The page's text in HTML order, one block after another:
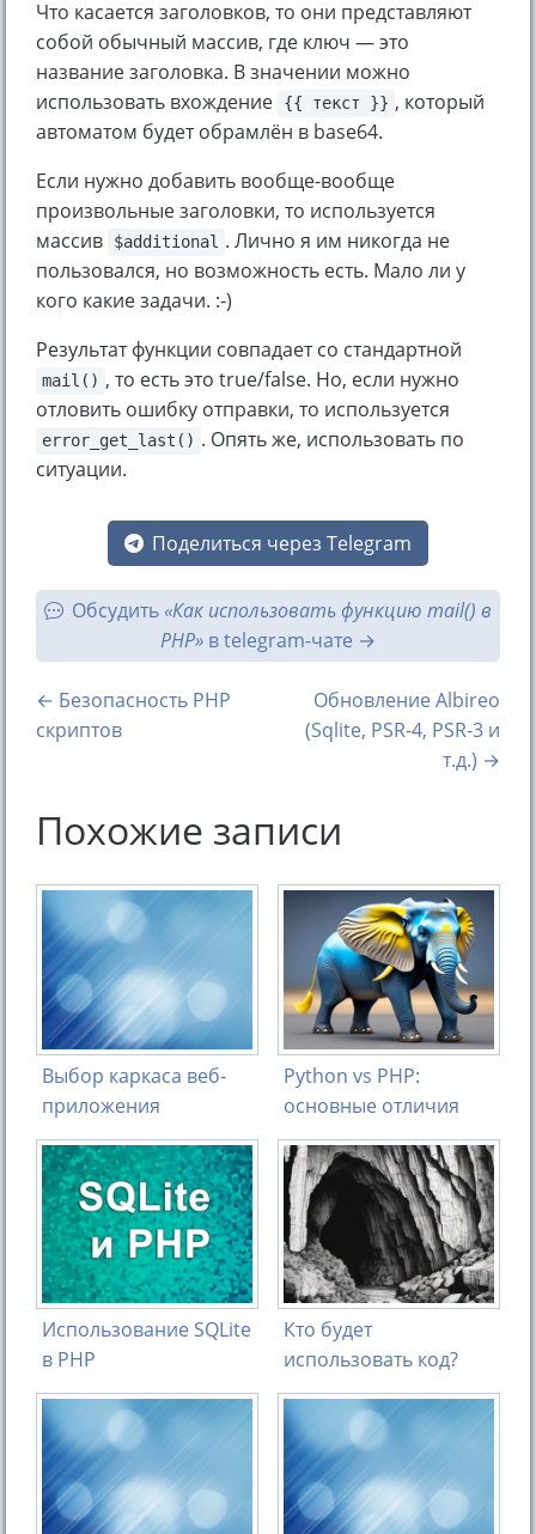
Что касается заголовков, то они представляют
собой обычный массив, где ключ — это
название заголовка. В значении можно
использовать вхождение
{{ текст }} , который
автоматом будет обрамлён в base64.
Если нужно добавить вообще-вообще
произвольные заголовки, то используется
массив
$additional . Лично я им никогда не
пользовался, но возможность есть. Мало ли у
кого какие задачи. :-)
Результат функции совпадает со стандартной
mail() , то есть это true/false. Но, если нужно
отловить ошибку отправки, то используется
error_get_last() . Опять же, использовать по
ситуации.
Поделиться через Telegram
Обсудить «Как использовать функцию mail() в
PHP» в telegram-чате
← Безопасность PHP
скриптов
Обновление Albireo
(Sqlite, PSR-4, PSR-3 и
т.д.) →
Похожие записи
Выбор каркаса веб-
приложения
Python vs PHP:
основные отличия
Использование SQLite
в PHP
Кто будет
использовать код?